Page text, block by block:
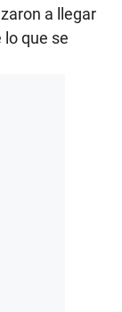
a llegar
que se